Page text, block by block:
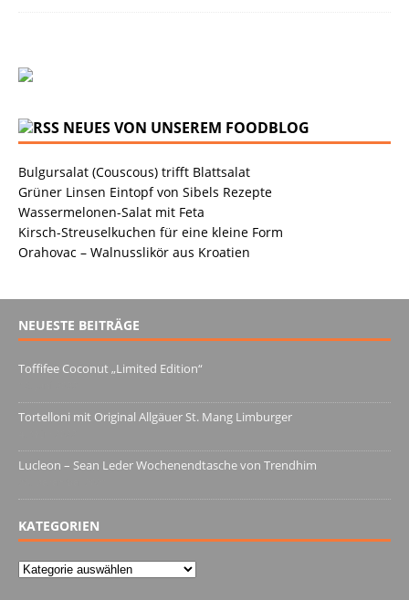
NEUES VON UNSEREM FOODBLOG
Bulgursalat (Couscous) trifft Blattsalat
Grüner Linsen Eintopf von Sibels Rezepte
Wassermelonen-Salat mit Feta
Kirsch-Streuselkuchen für eine kleine Form
Orahovac – Walnusslikör aus Kroatien
NEUESTE BEITRÄGE
Toffifee Coconut „Limited Edition“
Tortelloni mit Original Allgäuer St. Mang Limburger
Lucleon – Sean Leder Wochenendtasche von Trendhim
KATEGORIEN
Kategorien